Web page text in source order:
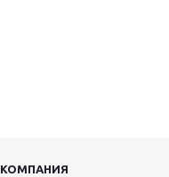
КОМПАНИЯ